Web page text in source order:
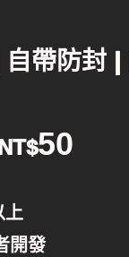
自帶防封
50
上
開發